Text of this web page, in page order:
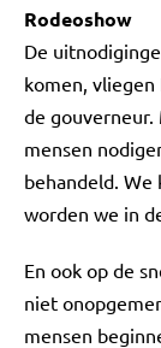
Rodeoshow
De
komen, vliegen
de gouverneur.
mensen
behandeld.
worden we in
En ook op de
niet
mensen